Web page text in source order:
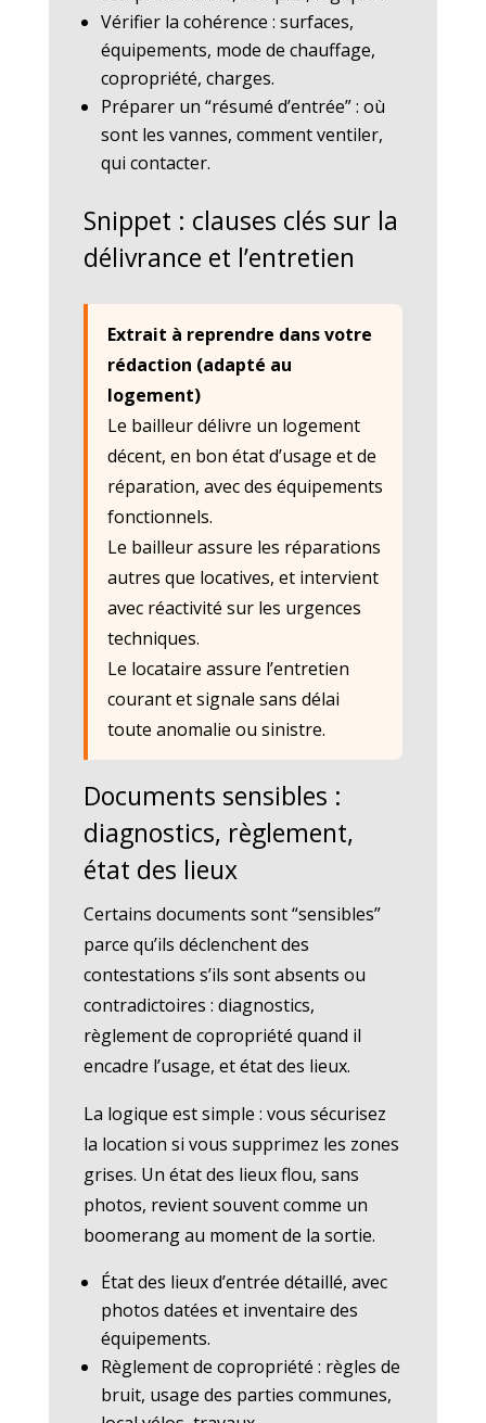
Vérifier la cohérence : surfaces,
équipements, mode de chauffage,
copropriété, charges.
Préparer un “résumé d’entrée” : où
sont les vannes, comment ventiler,
qui contacter.
Snippet : clauses clés sur la
délivrance et l’entretien
Extrait à reprendre dans votre
rédaction (adapté au
logement)
Le bailleur délivre un logement
décent, en bon état d’usage et de
réparation, avec des équipements
fonctionnels.
Le bailleur assure les réparations
autres que locatives, et intervient
avec réactivité sur les urgences
techniques.
Le locataire assure l’entretien
courant et signale sans délai
toute anomalie ou sinistre.
Documents sensibles :
diagnostics, règlement,
état des lieux
Certains documents sont “sensibles”
parce qu’ils déclenchent des
contestations s’ils sont absents ou
contradictoires : diagnostics,
règlement de copropriété quand il
encadre l’usage, et état des lieux.
La logique est simple : vous sécurisez
la location si vous supprimez les zones
grises. Un état des lieux flou, sans
photos, revient souvent comme un
boomerang au moment de la sortie.
État des lieux d’entrée détaillé, avec
photos datées et inventaire des
équipements.
Règlement de copropriété : règles de
bruit, usage des parties communes,